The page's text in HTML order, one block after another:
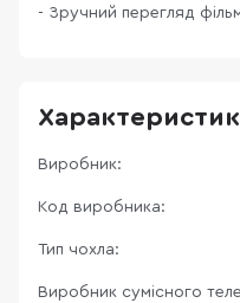
- Зручний перегляд
Виробник:
Код виробника:
Тип чохла:
Виробник сумісного